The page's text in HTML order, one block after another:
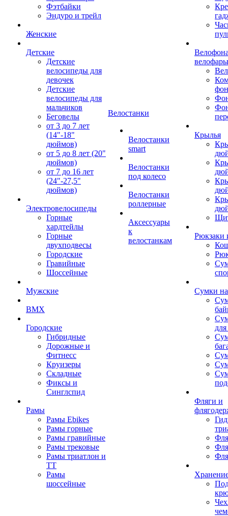
Фэтбайки
Эндуро и трейл
Женские
Детские
Детские
велосипеды для
девочек
Детские
велосипеды для
мальчиков
Беговелы
от 3 до 7 лет
(14"-18"
дюймов)
от 5 до 8 лет (20"
дюймов)
от 7 до 16 лет
(24"-27,5"
дюймов)
Электровелосипеды
Горные
хардтейлы
Горные
двухподвесы
Городские
Гравийные
Шоссейные
Мужские
BMX
Городские
Гибридные
Дорожные и
Фитнесс
Круизеры
Складные
Фиксы и
Синглспид
Рамы
Рамы Ebikes
Рамы горные
Рамы гравийные
Рамы трековые
Рамы триатлон и
ТТ
Рамы
шоссейные
Велостанки
Велостанки
smart
Велостанки
под колесо
Велостанки
роллерные
Аксессуары
к
велостанкам
велофары
Крылья
Рюкзаки
Сумки
Фляги и